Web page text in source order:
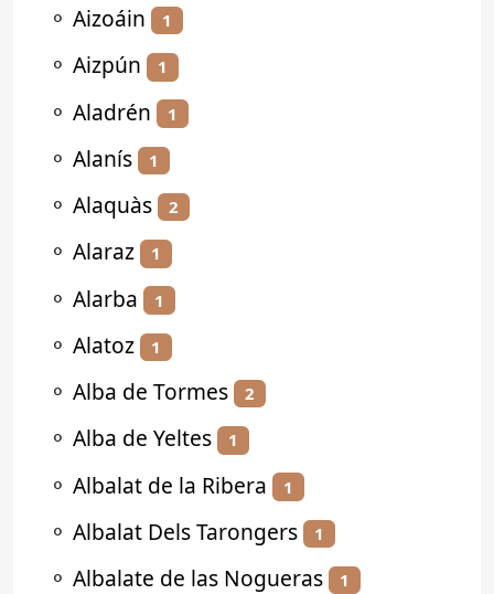
⚬ Aizoáin 1
⚬ Aizpún 1
⚬ Aladrén 1
⚬ Alanís 1
⚬ Alaquàs 2
⚬ Alaraz 1
⚬ Alarba 1
⚬ Alatoz 1
⚬ Alba de Tormes 2
⚬ Alba de Yeltes 1
⚬ Albalat de la Ribera 1
⚬ Albalat Dels Tarongers 1
⚬ Albalate de las Nogueras 1